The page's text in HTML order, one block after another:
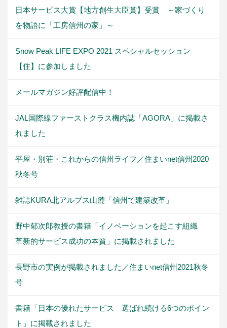
日本サービス大賞【地方創生大臣賞】受賞 ～家づくり
を物語に「工房信州の家」～
Snow Peak LIFE EXPO 2021 スペシャルセッション
【住】に参加しました
メールマガジン好評配信中！
JAL国際線ファーストクラス機内誌「AGORA」に掲載さ
れました
平屋・別荘・これからの信州ライフ／住まいnet信州2020
秋冬号
雑誌KURA北アルプス山麓「信州で建築改革」
野中郁次郎教授の書籍「イノベーションを起こす組織
革新的サービス成功の本質」に掲載されました
長野市の実例が掲載されました／住まいnet信州2021秋冬
号
書籍「日本の優れたサービス 選ばれ続ける6つのポイン
ト」に掲載されました